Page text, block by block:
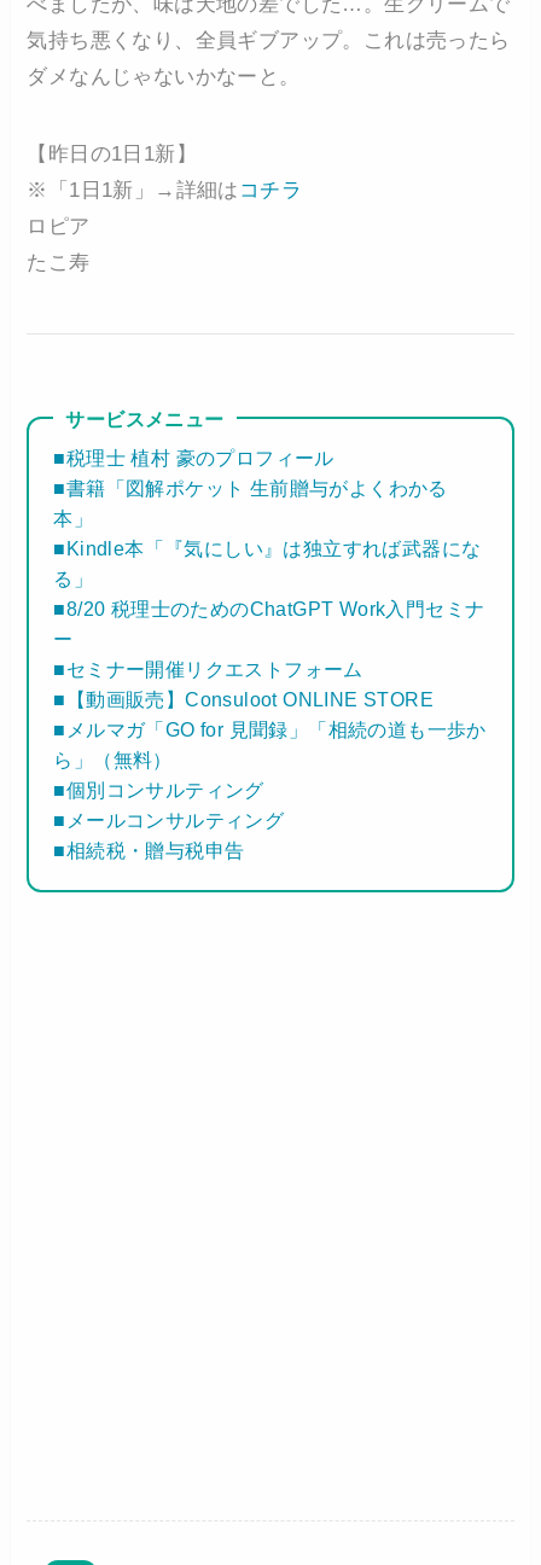
気持ち悪くなり、全員ギブアップ。これは売ったら
ダメなんじゃないかなーと。
【昨日の1日1新】
※「1日1新」→詳細は コチラ
ロピア
たこ寿
サービスメニュー
■税理士 植村 豪のプロフィール
■書籍「図解ポケット 生前贈与がよくわかる
本」
■Kindle本「『気にしい』は独立すれば武器にな
る」
■8/20 税理士のためのChatGPT Work入門セミナ
ー
■セミナー開催リクエストフォーム
■【動画販売】Consuloot ONLINE STORE
■メルマガ「GO for 見聞録」「相続の道も一歩か
ら」（無料）
■個別コンサルティング
■メールコンサルティング
■相続税・贈与税申告